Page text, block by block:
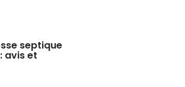
septique
avis et